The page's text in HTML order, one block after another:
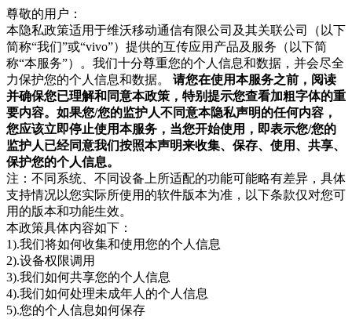
尊敬的用户：
本隐私政策适用于维沃移动通信有限公司及其关联公司（以下
简称“我们”或“vivo”）提供的互传应用产品及服务（以下简
称“本服务”）。我们十分尊重您的个人信息和数据，并会尽全
力保护您的个人信息和数据。 请您在使用本服务之前，阅读
并确保您已理解和同意本政策，特别提示您查看加粗字体的重
要内容。如果您/您的监护人不同意本隐私声明的任何内容，
您应该立即停止使用本服务，当您开始使用，即表示您/您的
监护人已经同意我们按照本声明来收集、保存、使用、共享、
保护您的个人信息。
注：不同系统、不同设备上所适配的功能可能略有差异，具体
支持情况以您实际所使用的软件版本为准，以下条款仅对您可
用的版本和功能生效。
本政策具体内容如下：
1).我们将如何收集和使用您的个人信息
2).设备权限调用
3).我们如何共享您的个人信息
4).我们如何处理未成年人的个人信息
5).您的个人信息如何保存